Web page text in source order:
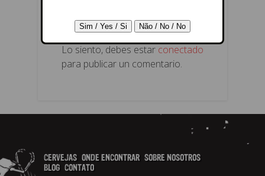
RESPONDER
Lo siento, debes estar conectado
para publicar un comentario.
CERVEJAS ONDE ENCONTRAR
SOBRE NOSOTROS
BLOG
CONTATO